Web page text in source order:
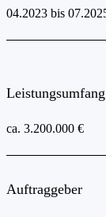
04.2023 bis
Leistungsumfang
ca. 3.200.000 €
Auftraggeber